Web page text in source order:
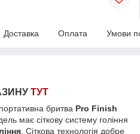
Доставка Оплата Умови
ТУТ
бритва Pro Finish
має сіткову систему гоління
. Сіткова технологія добре